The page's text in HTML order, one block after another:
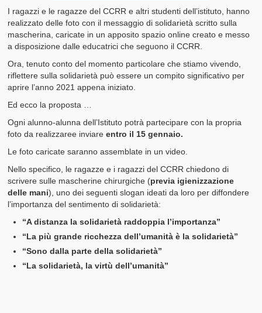
I ragazzi e le ragazze del CCRR e altri studenti dell’istituto, hanno
realizzato delle foto con il messaggio di solidarietà scritto sulla
mascherina, caricate in un apposito spazio online creato e messo
a disposizione dalle educatrici che seguono il CCRR.
Ora, tenuto conto del momento particolare che stiamo vivendo,
riflettere sulla solidarietà può essere un compito significativo per
aprire l’anno 2021 appena iniziato.
Ed ecco la proposta …
Ogni alunno-alunna dell’Istituto potrà partecipare con la propria
foto da realizzaree inviareentro il 15 gennaio.
Le foto caricate saranno assemblate in un video.
Nello specifico, le ragazze e i ragazzi del CCRR chiedono di
scrivere sulle mascherine chirurgiche (previa igienizzazione
delle mani), uno dei seguenti slogan ideati da loro per diffondere
l’importanza del sentimento di solidarietà:
“A distanza la solidarietà raddoppia l’importanza”
“La più grande ricchezza dell’umanità è la solidarietà”
“Sono dalla parte della solidarietà”
“La solidarietà, la virtù dell’umanità”